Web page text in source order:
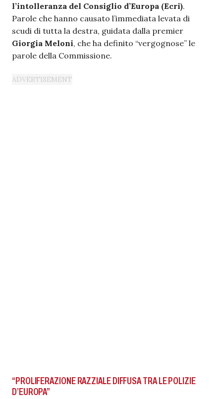
l’intolleranza del Consiglio d’Europa (Ecri).
Parole che hanno causato l’immediata levata di
scudi di tutta la destra, guidata dalla premier
Giorgia Meloni, che ha definito “vergognose” le
parole della Commissione.
“PROLIFERAZIONE RAZZIALE DIFFUSA TRA LE POLIZIE
D’EUROPA”